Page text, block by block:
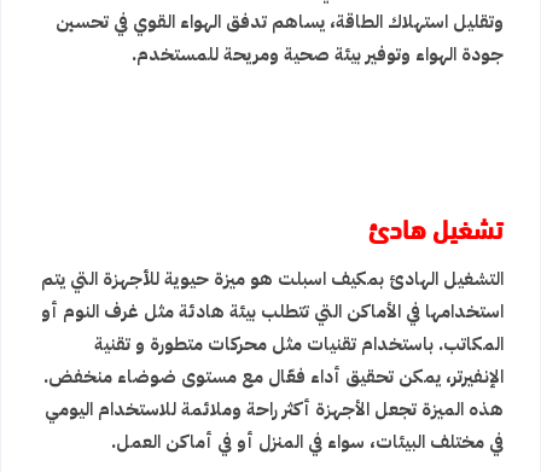
وتقليل استهلاك الطاقة، يساهم تدفق الهواء القوي في تحسين
جودة الهواء وتوفير بيئة صحية ومريحة للمستخدم.
تشغيل هادئ
التشغيل الهادئ بمكيف اسبلت هو ميزة حيوية للأجهزة التي يتم
استخدامها في الأماكن التي تتطلب بيئة هادئة مثل غرف النوم أو
المكاتب. باستخدام تقنيات مثل محركات متطورة و تقنية
الإنفيرتر، يمكن تحقيق أداء فعّال مع مستوى ضوضاء منخفض.
هذه الميزة تجعل الأجهزة أكثر راحة وملائمة للاستخدام اليومي
في مختلف البيئات، سواء في المنزل أو في أماكن العمل.